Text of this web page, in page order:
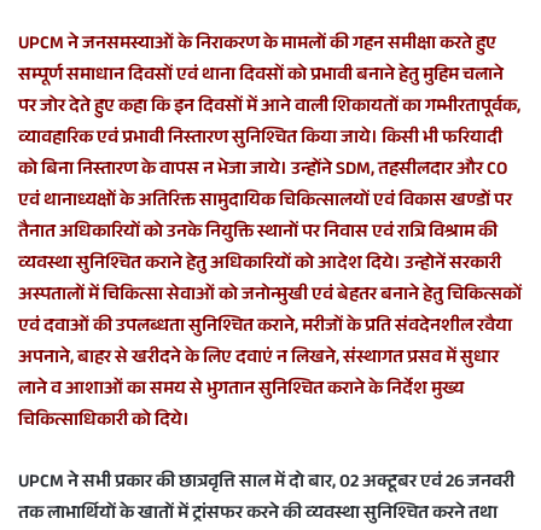
UPCM ने जनसमस्याओं के निराकरण के मामलों की गहन समीक्षा करते हुए
सम्पूर्ण समाधान दिवसों एवं थाना दिवसों को प्रभावी बनाने हेतु मुहिम चलाने
पर जोर देते हुए कहा कि इन दिवसों में आने वाली शिकायतों का गम्भीरतापूर्वक,
व्यावहारिक एवं प्रभावी निस्तारण सुनिश्चित किया जाये। किसी भी फरियादी
को बिना निस्तारण के वापस न भेजा जाये। उन्होंने SDM, तहसीलदार और CO
एवं थानाध्यक्षों के अतिरिक्त सामुदायिक चिकित्सालयों एवं विकास खण्डों पर
तैनात अधिकारियों को उनके नियुक्ति स्थानों पर निवास एवं रात्रि विश्राम की
व्यवस्था सुनिश्चित कराने हेतु अधिकारियों को आदेश दिये। उन्होनें सरकारी
अस्पतालों में चिकित्सा सेवाओं को जनोन्मुखी एवं बेहतर बनाने हेतु चिकित्सकों
एवं दवाओं की उपलब्धता सुनिश्चित कराने, मरीजों के प्रति संवदेनशील रवैया
अपनाने, बाहर से खरीदने के लिए दवाएं न लिखने, संस्थागत प्रसव में सुधार
लाने व आशाओं का समय से भुगतान सुनिश्चित कराने के निर्देश मुख्य
चिकित्साधिकारी को दिये।
UPCM ने सभी प्रकार की छात्रवृत्ति साल में दो बार, 02 अक्टूबर एवं 26 जनवरी
तक लाभार्थियों के खातों में ट्रांसफर करने की व्यवस्था सुनिश्चित करने तथा